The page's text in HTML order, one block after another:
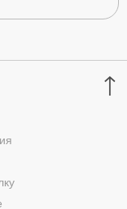
↑